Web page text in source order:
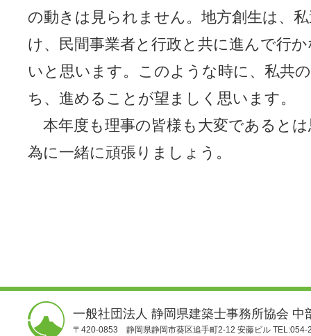
の動きは見られません。地方創生は、
け、民間事業者と行政と共に進んで行
いと思います。このような時に、私共
ち、進めることが望ましく思います。
本年度も理事の皆様も大変であると
為に一緒に頑張りましょう。
一般社団法人 静岡県建築士事務所協会 中
〒420-0853 静岡県静岡市葵区追手町2-12 安藤ビル TEL:054-